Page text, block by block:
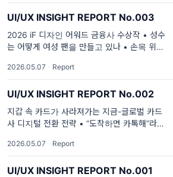
레이그라운드. 금융&라이프 UI/UX 동향 고물
가 시대 사용자 참여형 플랫폼 ‘거지맵’ 서...
UI/UX INSIGHT REPORT No.003
2026 iF 디자인 어워드 금융사 수상작 • 성수
는 어떻게 여성 팬을 만들고 있나 • 손목 위에
디자인드 금융사 수상작 특징 금융 서비스 디자
인 기준이 달라지고 있다. 2026년 iF 디자인 어
워드에서 금융사 수상작이 보여준...
2026.05.07 · Report
UI/UX INSIGHT REPORT No.002
지갑 속 카드가 사라져가는 지금-글로벌 카드
사 디지털 전환 전략 • “도착하면 카톡해”라는
페라리와 애플의 만남-페라리 첫 전기차 ‘루
체’가 지키려는 것. 금융사 UI/UX 동향 지갑 속
카드가 사라져가는 지금 글로벌 카드사 디지털
2026.05.07 · Report
UI/UX INSIGHT REPORT No.001